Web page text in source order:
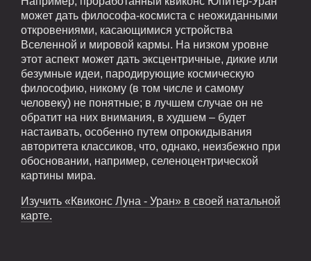
может дать философа-космиста с неожиданными
откровениями, касающимися устройства
Вселенной и мировой кармы. На низком уровне
этот аспект может дать эксцентричные, дикие или
безумные идеи, пародирующие космическую
философию, никому (в том числе и самому
человеку) не понятные; в лучшем случае он не
обратит на них внимания, в худшем – будет
настаивать, особенно путем опрокидывания
авторитета классиков, что, однако, неизбежно при
обосновании, например, селеноцентрической
картины мира.
Изучить «Квиконс Луна - Уран» в своей натальной
карте.